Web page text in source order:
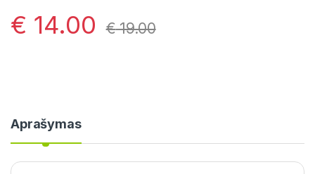
€ 14.00 €19.00
Aprašymas